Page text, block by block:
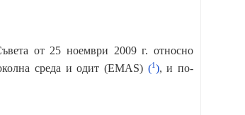
от 25 ноември 2009 г. относно
среда и одит (EMAS) (1), и по-